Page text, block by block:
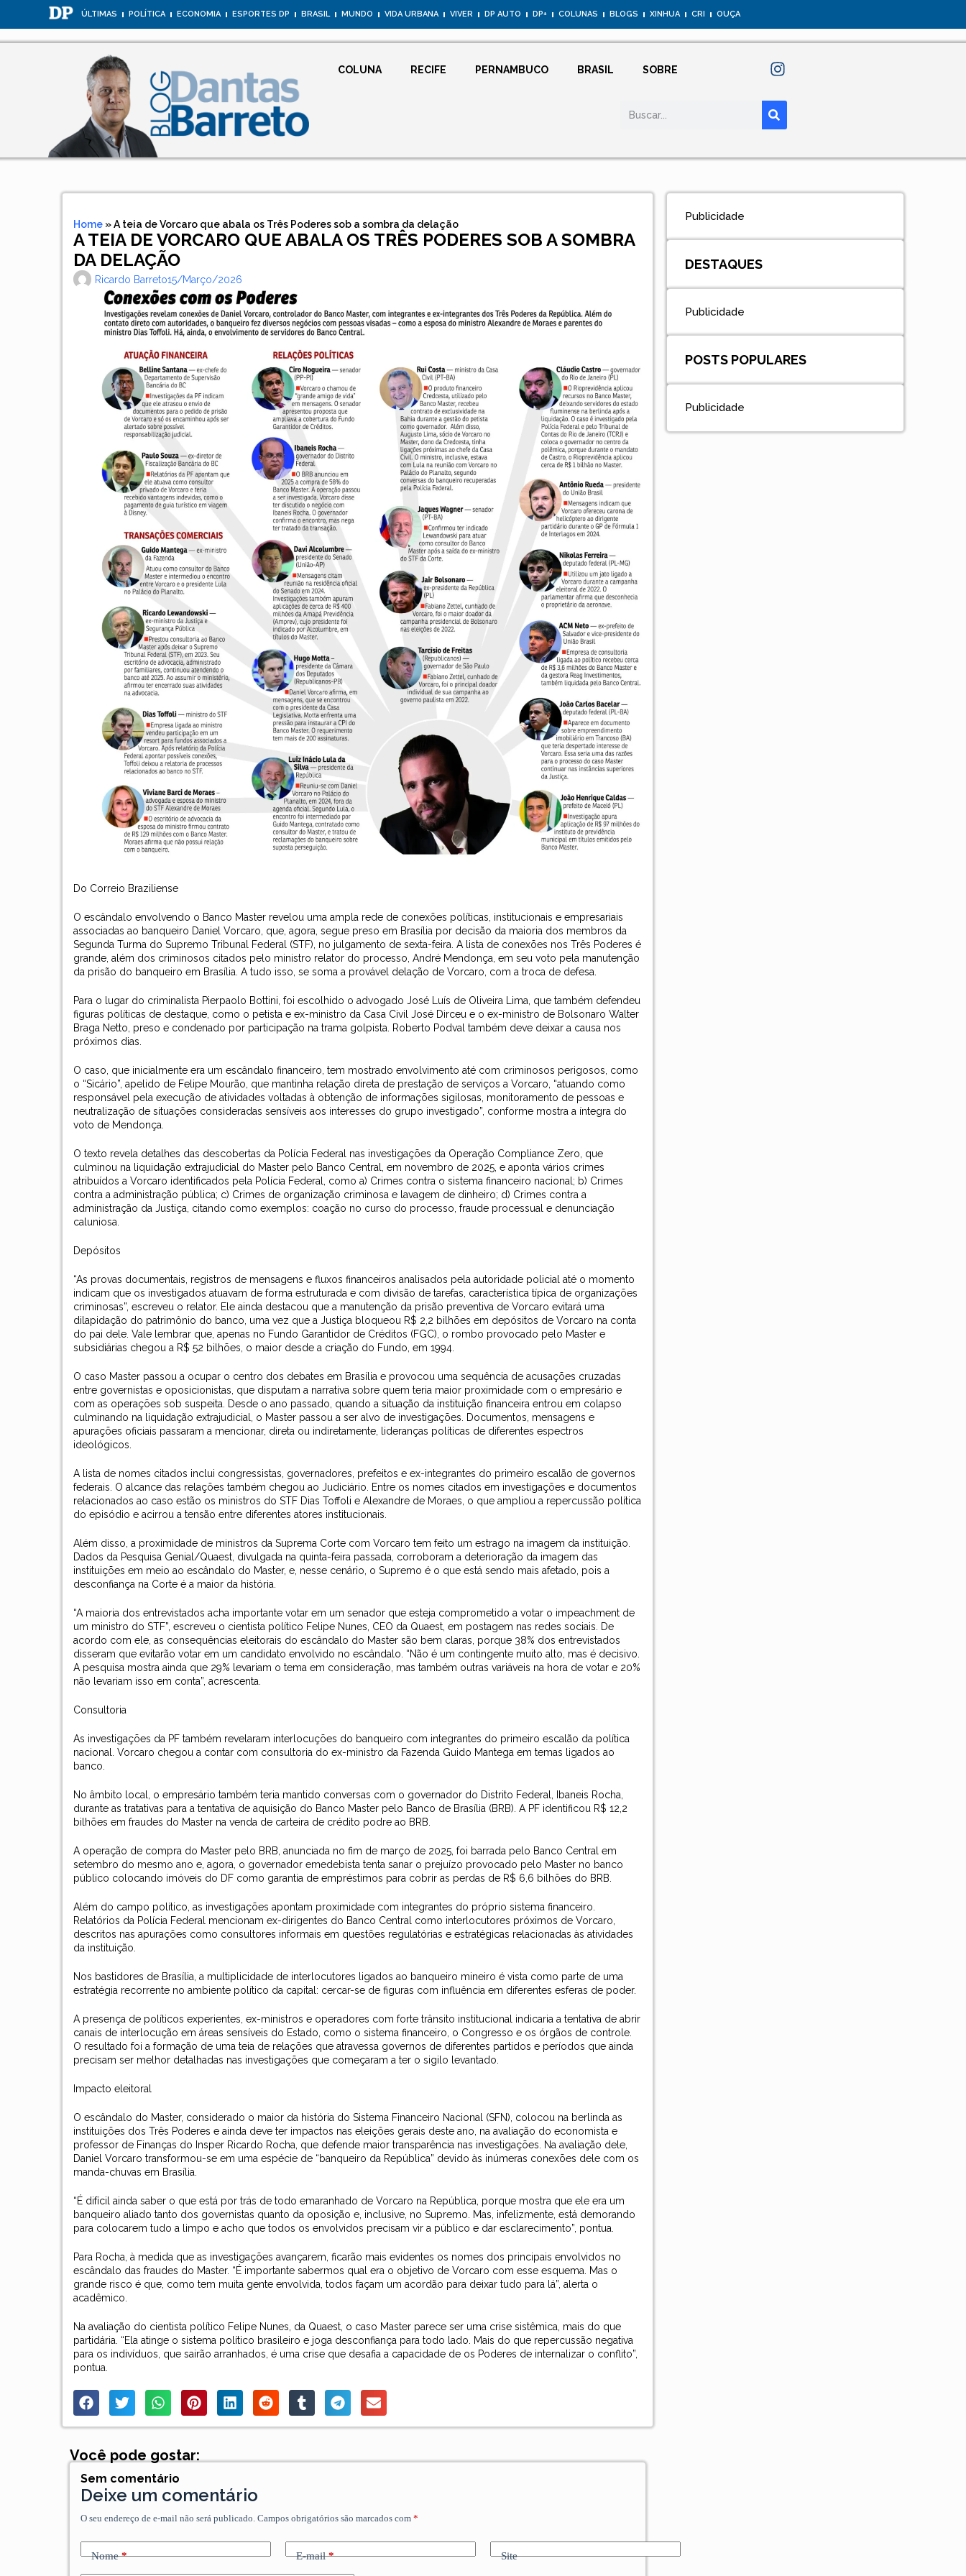
ÚLTIMAS POLÍTICA ECONOMIA ESPORTES DP BRASIL MUNDO VIDA URBANA VIVER DP AUTO DP+ COLUNAS BLOGS XINHUA CRI OUÇA
COLUNA RECIFE PERNAMBUCO BRASIL SOBRE
Home »A teia de Vorcaro que abala os Três Poderes sob a sombra da delação
A TEIA DE VORCARO QUE ABALA OS TRÊS PODERES SOB A SOMBRA
DA DELAÇÃO
Ricardo Barreto15/março/2026
Do Correio Braziliense
O escândalo envolvendo o Banco Master revelou uma ampla rede de conexões políticas, institucionais e empresariais
associadas ao banqueiro Daniel Vorcaro, que, agora, segue preso em Brasília por decisão da maioria dos membros da
Segunda Turma do Supremo Tribunal Federal (STF), no julgamento de sexta-feira. A lista de conexões nos Três Poderes é
grande, além dos criminosos citados pelo ministro relator do processo, André Mendonça, em seu voto pela manutenção
da prisão do banqueiro em Brasília. A tudo isso, se soma a provável delação de Vorcaro, com a troca de defesa.
Para o lugar do criminalista Pierpaolo Bottini, foi escolhido o advogado José Luís de Oliveira Lima, que também defendeu
figuras políticas de destaque, como o petista e ex-ministro da Casa Civil José Dirceu e o ex-ministro de Bolsonaro Walter
Braga Netto, preso e condenado por participação na trama golpista. Roberto Podval também deve deixar a causa nos
próximos dias.
O caso, que inicialmente era um escândalo financeiro, tem mostrado envolvimento até com criminosos perigosos, como
o “Sicário”, apelido de Felipe Mourão, que mantinha relação direta de prestação de serviços a Vorcaro, “atuando como
responsável pela execução de atividades voltadas à obtenção de informações sigilosas, monitoramento de pessoas e
neutralização de situações consideradas sensíveis aos interesses do grupo investigado”, conforme mostra a íntegra do
voto de Mendonça.
O texto revela detalhes das descobertas da Polícia Federal nas investigações da Operação Compliance Zero, que
culminou na liquidação extrajudicial do Master pelo Banco Central, em novembro de 2025, e aponta vários crimes
atribuídos a Vorcaro identificados pela Polícia Federal, como a) Crimes contra o sistema financeiro nacional; b) Crimes
contra a administração pública; c) Crimes de organização criminosa e lavagem de dinheiro; d) Crimes contra a
administração da Justiça, citando como exemplos: coação no curso do processo, fraude processual e denunciação
caluniosa.
Depósitos
“As provas documentais, registros de mensagens e fluxos financeiros analisados pela autoridade policial até o momento
indicam que os investigados atuavam de forma estruturada e com divisão de tarefas, característica típica de organizações
criminosas”, escreveu o relator. Ele ainda destacou que a manutenção da prisão preventiva de Vorcaro evitará uma
dilapidação do patrimônio do banco, uma vez que a Justiça bloqueou R$ 2,2 bilhões em depósitos de Vorcaro na conta
do pai dele. Vale lembrar que, apenas no Fundo Garantidor de Créditos (FGC), o rombo provocado pelo Master e
subsidiárias chegou a R$ 52 bilhões, o maior desde a criação do Fundo, em 1994.
O caso Master passou a ocupar o centro dos debates em Brasília e provocou uma sequência de acusações cruzadas
entre governistas e oposicionistas, que disputam a narrativa sobre quem teria maior proximidade com o empresário e
com as operações sob suspeita. Desde o ano passado, quando a situação da instituição financeira entrou em colapso
culminando na liquidação extrajudicial, o Master passou a ser alvo de investigações. Documentos, mensagens e
apurações oficiais passaram a mencionar, direta ou indiretamente, lideranças políticas de diferentes espectros
ideológicos.
A lista de nomes citados inclui congressistas, governadores, prefeitos e ex-integrantes do primeiro escalão de governos
federais. O alcance das relações também chegou ao Judiciário. Entre os nomes citados em investigações e documentos
relacionados ao caso estão os ministros do STF Dias Toffoli e Alexandre de Moraes, o que ampliou a repercussão política
do episódio e acirrou a tensão entre diferentes atores institucionais.
Além disso, a proximidade de ministros da Suprema Corte com Vorcaro tem feito um estrago na imagem da instituição.
Dados da Pesquisa Genial/Quaest, divulgada na quinta-feira passada, corroboram a deterioração da imagem das
instituições em meio ao escândalo do Master, e, nesse cenário, o Supremo é o que está sendo mais afetado, pois a
desconfiança na Corte é a maior da história.
“A maioria dos entrevistados acha importante votar em um senador que esteja comprometido a votar o impeachment de
um ministro do STF”, escreveu o cientista político Felipe Nunes, CEO da Quaest, em postagem nas redes sociais. De
acordo com ele, as consequências eleitorais do escândalo do Master são bem claras, porque 38% dos entrevistados
disseram que evitarão votar em um candidato envolvido no escândalo. “Não é um contingente muito alto, mas é decisivo.
A pesquisa mostra ainda que 29% levariam o tema em consideração, mas também outras variáveis na hora de votar e 20%
não levariam isso em conta”, acrescenta.
Consultoria
As investigações da PF também revelaram interlocuções do banqueiro com integrantes do primeiro escalão da política
nacional. Vorcaro chegou a contar com consultoria do ex-ministro da Fazenda Guido Mantega em temas ligados ao
banco.
No âmbito local, o empresário também teria mantido conversas com o governador do Distrito Federal, Ibaneis Rocha,
durante as tratativas para a tentativa de aquisição do Banco Master pelo Banco de Brasília (BRB). A PF identificou R$ 12,2
bilhões em fraudes do Master na venda de carteira de crédito podre ao BRB.
A operação de compra do Master pelo BRB, anunciada no fim de março de 2025, foi barrada pelo Banco Central em
setembro do mesmo ano e, agora, o governador emedebista tenta sanar o prejuízo provocado pelo Master no banco
público colocando imóveis do DF como garantia de empréstimos para cobrir as perdas de R$ 6,6 bilhões do BRB.
Além do campo político, as investigações apontam proximidade com integrantes do próprio sistema financeiro.
Relatórios da Polícia Federal mencionam ex-dirigentes do Banco Central como interlocutores próximos de Vorcaro,
descritos nas apurações como consultores informais em questões regulatórias e estratégicas relacionadas às atividades
da instituição.
Nos bastidores de Brasília, a multiplicidade de interlocutores ligados ao banqueiro mineiro é vista como parte de uma
estratégia recorrente no ambiente político da capital: cercar-se de figuras com influência em diferentes esferas de poder.
A presença de políticos experientes, ex-ministros e operadores com forte trânsito institucional indicaria a tentativa de abrir
canais de interlocução em áreas sensíveis do Estado, como o sistema financeiro, o Congresso e os órgãos de controle.
O resultado foi a formação de uma teia de relações que atravessa governos de diferentes partidos e períodos que ainda
precisam ser melhor detalhadas nas investigações que começaram a ter o sigilo levantado.
Impacto eleitoral
O escândalo do Master, considerado o maior da história do Sistema Financeiro Nacional (SFN), colocou na berlinda as
instituições dos Três Poderes e ainda deve ter impactos nas eleições gerais deste ano, na avaliação do economista e
professor de Finanças do Insper Ricardo Rocha, que defende maior transparência nas investigações. Na avaliação dele,
Daniel Vorcaro transformou-se em uma espécie de “banqueiro da República” devido às inúmeras conexões dele com os
manda-chuvas em Brasília.
“É difícil ainda saber o que está por trás de todo emaranhado de Vorcaro na República, porque mostra que ele era um
banqueiro aliado tanto dos governistas quanto da oposição e, inclusive, no Supremo. Mas, infelizmente, está demorando
para colocarem tudo a limpo e acho que todos os envolvidos precisam vir a público e dar esclarecimento”, pontua.
Para Rocha, à medida que as investigações avançarem, ficarão mais evidentes os nomes dos principais envolvidos no
escândalo das fraudes do Master. “É importante sabermos qual era o objetivo de Vorcaro com esse esquema. Mas o
grande risco é que, como tem muita gente envolvida, todos façam um acordão para deixar tudo para lá”, alerta o
acadêmico.
Na avaliação do cientista político Felipe Nunes, da Quaest, o caso Master parece ser uma crise sistêmica, mais do que
partidária. “Ela atinge o sistema político brasileiro e joga desconfiança para todo lado. Mais do que repercussão negativa
para os indivíduos, que sairão arranhados, é uma crise que desafia a capacidade de os Poderes de internalizar o conflito”,
pontua.
Você pode gostar:
Sem comentário
Deixe um comentário
O seu endereço de e-mail não será publicado. Campos obrigatórios são marcados com*
Nome* E-mail* Site
Publicidade
DESTAQUES
Publicidade
POSTS POPULARES
Publicidade